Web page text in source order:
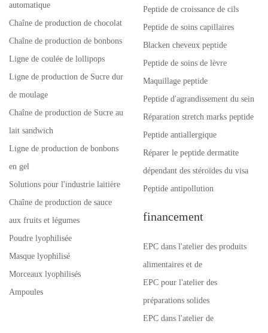
automatique
Chaîne de production de chocolat
Chaîne de production de bonbons
Ligne de coulée de lollipops
Ligne de production de Sucre dur
de moulage
Chaîne de production de Sucre au
lait sandwich
Ligne de production de bonbons
en gel
Solutions pour l'industrie laitière
Chaîne de production de sauce
aux fruits et légumes
Poudre lyophilisée
Masque lyophilisé
Morceaux lyophilisés
Ampoules
Peptide de croissance de cils
Peptide de soins capillaires
Blacken cheveux peptide
Peptide de soins de lèvre
Maquillage peptide
Peptide d'agrandissement du sein
Réparation stretch marks peptide
Peptide antiallergique
Réparer le peptide dermatite
dépendant des stéroïdes du visa
Peptide antipollution
financement
EPC dans l'atelier des produits
alimentaires et de
EPC pour l'atelier des
préparations solides
EPC dans l'atelier de